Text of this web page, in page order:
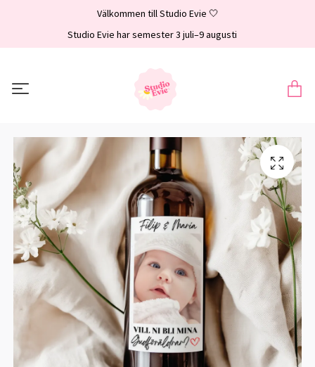
Välkommen till Studio Evie 🤍
Studio Evie har semester 3 juli–9 augusti